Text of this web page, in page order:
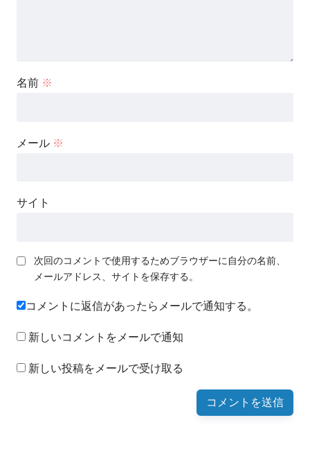
名前 ※
メール ※
サイト
次回のコメントで使用するためブラウザーに自分の名前、
メールアドレス、サイトを保存する。
コメントに返信があったらメールで通知する。
新しいコメントをメールで通知
新しい投稿をメールで受け取る